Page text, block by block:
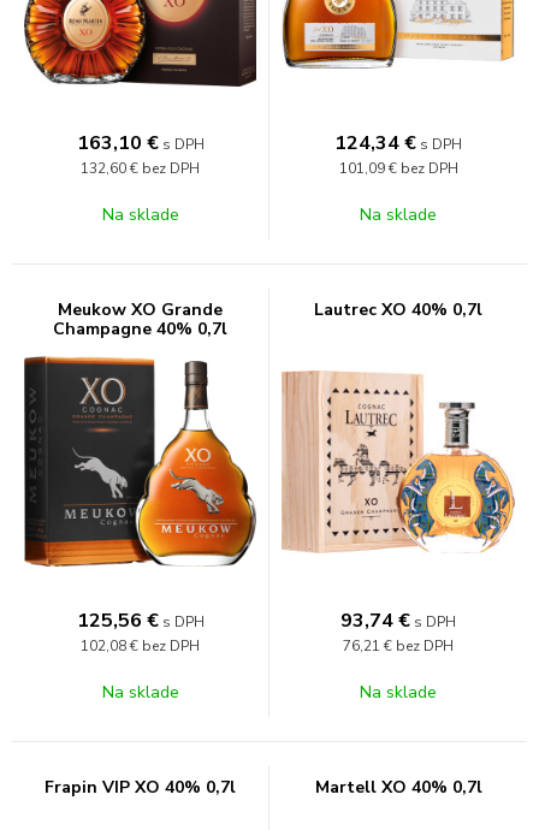
163,10 € s DPH
132,60 € bez DPH
Na sklade
124,34€ s DPH
101,09 € bez DPH
Na sklade
Meukow XO Grande
Champagne 40% 0,7l
125,56 € s DPH
102,08 € bez DPH
Na sklade
Lautrec XO 40% 0,7l
93,74€ s DPH
76,21 € bez DPH
Na sklade
Frapin VIP XO 40% 0,7l Martell XO 40% 0,7l